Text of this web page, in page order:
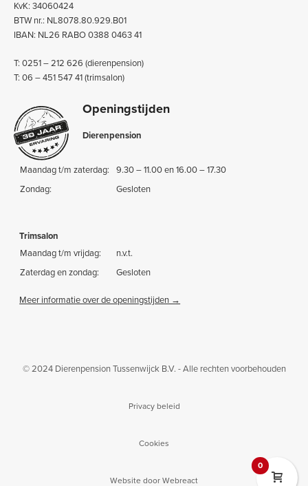
KvK: 34060424
BTW nr.: NL8078.80.929.B01
IBAN: NL26 RABO 0388 0463 41
T: 0251 – 212 626 (dierenpension)
T: 06 – 451 547 41 (trimsalon)
Openingstijden
Dierenpension
Maandag t/m zaterdag:
9.30 – 11.00 en 16.00 – 17.30
Zondag:
Gesloten
Trimsalon
Maandag t/m vrijdag:
n.v.t.
Zaterdag en zondag:
Gesloten
Meer informatie over de openingstijden →
© 2024 Dierenpension Tussenwijck B.V. - Alle rechten voorbehouden
Privacy beleid
Cookies
Website door Webreact
0